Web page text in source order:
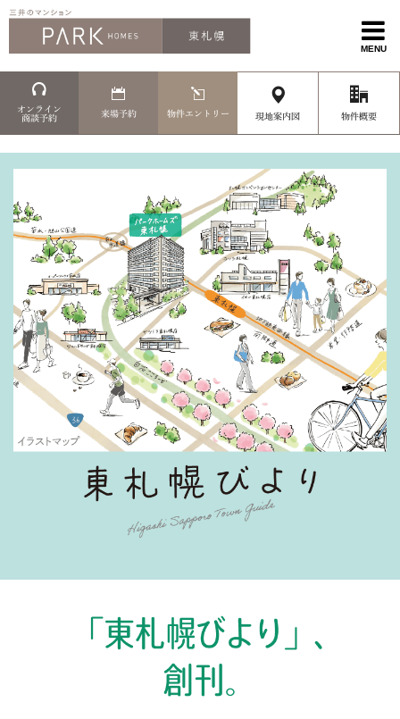
MENU
オンライン
商談予約
来場予約 物件エントリー 現地案内図 物件概要